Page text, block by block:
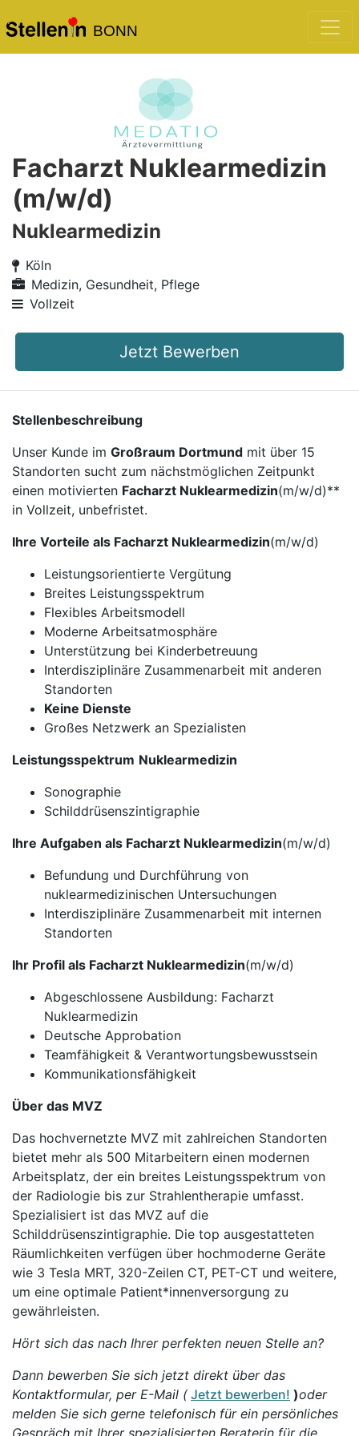
BONN
Facharzt Nuklearmedizin
(m/w/d)
Nuklearmedizin
Köln
Medizin, Gesundheit, Pflege
Vollzeit
Jetzt Bewerben
Stellenbeschreibung
Unser Kunde im Großraum Dortmund mit über 15
Standorten sucht zum nächstmöglichen Zeitpunkt
einen motivierten Facharzt Nuklearmedizin(m/w/d)**
in Vollzeit, unbefristet.
Ihre Vorteile als Facharzt Nuklearmedizin(m/w/d)
Leistungsorientierte Vergütung
Breites Leistungsspektrum
Flexibles Arbeitsmodell
Moderne Arbeitsatmosphäre
Unterstützung bei Kinderbetreuung
Interdisziplinäre Zusammenarbeit mit anderen
Standorten
Keine Dienste
Großes Netzwerk an Spezialisten
Leistungsspektrum Nuklearmedizin
Sonographie
Schilddrüsenszintigraphie
Ihre Aufgaben als Facharzt Nuklearmedizin(m/w/d)
Befundung und Durchführung von
nuklearmedizinischen Untersuchungen
Interdisziplinäre Zusammenarbeit mit internen
Standorten
Ihr Profil als Facharzt Nuklearmedizin(m/w/d)
Abgeschlossene Ausbildung: Facharzt
Nuklearmedizin
Deutsche Approbation
Teamfähigkeit & Verantwortungsbewusstsein
Kommunikationsfähigkeit
Über das MVZ
Das hochvernetzte MVZ mit zahlreichen Standorten
bietet mehr als 500 Mitarbeitern einen modernen
Arbeitsplatz, der ein breites Leistungsspektrum von
der Radiologie bis zur Strahlentherapie umfasst.
Spezialisiert ist das MVZ auf die
Schilddrüsenszintigraphie. Die top ausgestatteten
Räumlichkeiten verfügen über hochmoderne Geräte
wie 3 Tesla MRT, 320-Zeilen CT, PET-CT und weitere,
um eine optimale Patient*innenversorgung zu
gewährleisten.
Hört sich das nach Ihrer perfekten neuen Stelle an?
Dann bewerben Sie sich jetzt direkt über das
Kontaktformular, per E-Mail ( Jetzt bewerben! )oder
melden Sie sich gerne telefonisch für ein persönliches
Gespräch mit Ihrer spezialisierten Beraterin für die